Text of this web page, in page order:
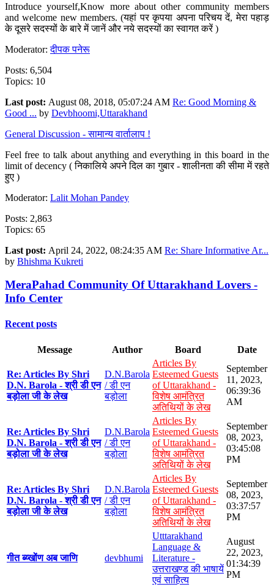
Introduce yourself,Know more about other community members
and welcome new members. (यहां पर कृपया अपना परिचय दें, मेरा पहाड़
के दूसरे सदस्यों के बारे में जानें और नये सदस्यों का स्वागत करें )
Moderator:दीपक पनेरू
Posts: 6,504
Topics: 10
Last post: August 08, 2018, 05:07:24 AM Re: Good Morning &
Good ... by Devbhoomi,Uttarakhand
General Discussion - सामान्य वार्तालाप !
Feel free to talk about anything and everything in this board in the
limit of decency ( निकालिये अपने दिल का गुबार - शालीनता की सीमा में रहते
हुए )
Moderator: Lalit Mohan Pandey
Posts: 2,863
Topics: 65
Last post: April 24, 2022, 08:24:35 AM Re: Share Informative Ar...
by Bhishma Kukreti
MeraPahad Community Of Uttarakhand Lovers -
Info Center
Recent posts
Message Author Board Date
Re: Articles By Shri
D.N. Barola - श्री डी एन
बड़ोला जी के लेख
D.N.Barola
/ डी एन
बड़ोला
Articles By
Esteemed Guests
of Uttarakhand -
विशेष आमंत्रित
अतिथियों के लेख
September
11, 2023,
06:39:36
AM
Re: Articles By Shri
D.N. Barola - श्री डी एन
बड़ोला जी के लेख
D.N.Barola
/ डी एन
बड़ोला
Articles By
Esteemed Guests
of Uttarakhand -
विशेष आमंत्रित
अतिथियों के लेख
September
08, 2023,
03:45:08
PM
Re: Articles By Shri
D.N. Barola - श्री डी एन
बड़ोला जी के लेख
D.N.Barola
/ डी एन
बड़ोला
Articles By
Esteemed Guests
of Uttarakhand -
विशेष आमंत्रित
अतिथियों के लेख
September
08, 2023,
03:37:57
PM
गीत ब्य्खोंण अब जाणि devbhumi
Utttarakhand
Language &
Literature -
उत्तराखण्ड की भाषायें
एवं साहित्य
August
22, 2023,
01:34:39
PM